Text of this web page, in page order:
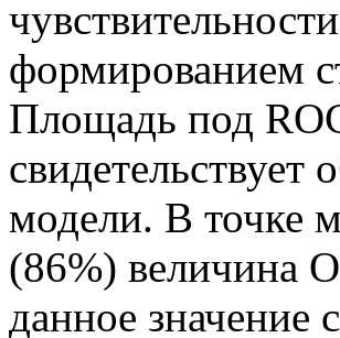
формированием
Площадь под
свидетельствует
модели. В точке
(86%) величина
данное значение